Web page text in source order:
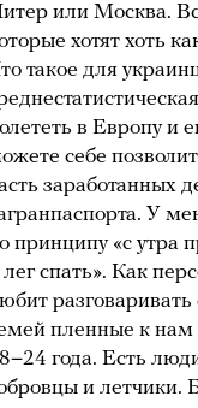
или Москва.
хотят хоть
такое для
в Европу и
себе
заработанных
У
принципу «с утра
спать». Как
пленные к
года. Есть
и летчики.